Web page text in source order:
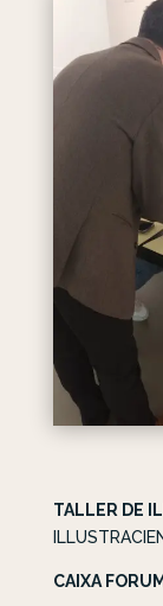
TALLER DE
CAIXA